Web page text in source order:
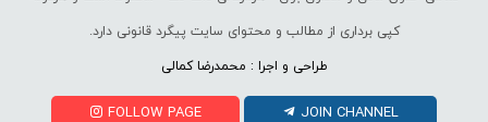
کپی برداری از مطالب و محتوای سایت پیگرد قانونی دارد.
طراحی و اجرا : محمدرضا کمالی
FOLLOW PAGE JOIN CHANNEL